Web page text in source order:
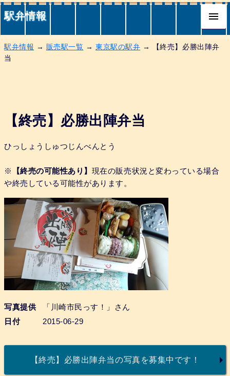
駅弁情報
駅弁情報 → 販売駅一覧 →東京駅の駅弁 → 【終売】必勝出陣弁
当
【終売】必勝出陣弁当
ひっしょうしゅつじんべんとう
※ 【終売の可能性あり】 現在の販売状況と変わっている場合
や終売している可能性があります。
写真提供
「川崎市民っす！」さん
日付
2015-06-29
【終売】必勝出陣弁当の写真を募集中です！